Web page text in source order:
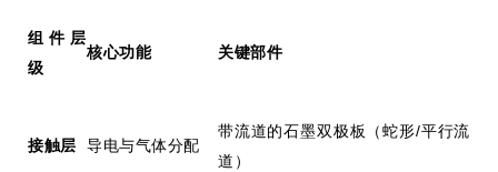
组件层
级
核心功能 关键部件
接触层 导电与气体分配
带流道的石墨双极板（蛇形/平行流
道）